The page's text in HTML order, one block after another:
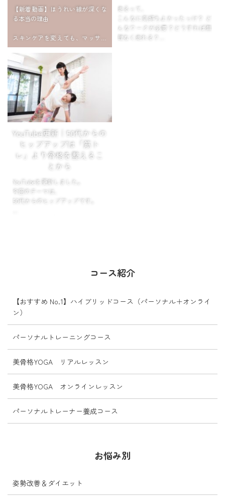
【新着動画】ほうれい線が深くな
る本当の理由
スキンケアを変えても、マッサー
ジをしても変わらない。
その理由は、顔ではなく姿勢にあ
りました。
デスクでできる骨格ケアもご紹介
しています。 htt...
走るって、
こんなに気持ちよかったっけ？ ど
んなワークが必要？どうすれば無
理なく走れる？
YouTube更新｜50代からの
ヒップアップは「筋ト
レ」より骨格を整えるこ
とから
YouTubeを更新しました。
今回のテーマは、
50代からのヒップアップです。
コース紹介
【おすすめ No.1】ハイブリッドコース（パーソナル＋オンライ
ン）
パーソナルトレーニングコース
美骨格YOGA リアルレッスン
美骨格YOGA オンラインレッスン
パーソナルトレーナー養成コース
お悩み別
姿勢改善＆ダイエット